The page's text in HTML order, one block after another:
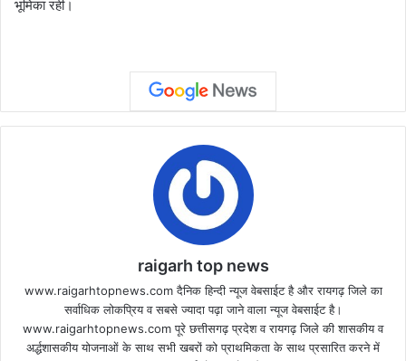
भूमिका रही।
raigarh top news
www.raigarhtopnews.com दैनिक हिन्दी न्यूज वेबसाईट है और रायगढ़ जिले का
सर्वाधिक लोकप्रिय व सबसे ज्यादा पढ़ा जाने वाला न्यूज वेबसाईट है।
www.raigarhtopnews.com पूरे छत्तीसगढ़ प्रदेश व रायगढ़ जिले की शासकीय व
अर्द्धशासकीय योजनाओं के साथ सभी खबरों को प्राथमिकता के साथ प्रसारित करने में